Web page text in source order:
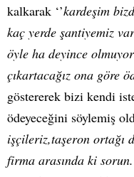
kalkarak ‘’kardeşim
kaç yerde şantiyemiz
öyle ha deyince
çıkartacağız ona göre
göstererek bizi kendi
ödeyeceğini söylemiş
işçileriz,taşeron ortağı
firma arasında ki